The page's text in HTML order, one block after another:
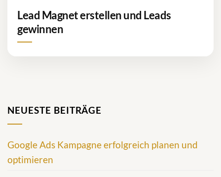
Lead Magnet erstellen und Leads
gewinnen
NEUESTE BEITRÄGE
Google Ads Kampagne erfolgreich planen und
optimieren